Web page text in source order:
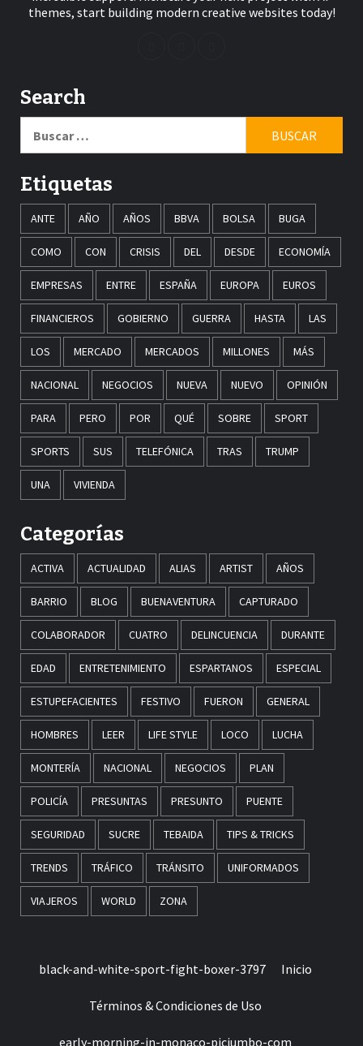
themes, start building modern creative websites today!
Search
Etiquetas
ANTE AÑO AÑOS BBVA BOLSA BUGA
COMO CON CRISIS DEL DESDE ECONOMÍA
EMPRESAS ENTRE ESPAÑA EUROPA EUROS
FINANCIEROS GOBIERNO GUERRA HASTA LAS
LOS MERCADO MERCADOS MILLONES MÁS
NACIONAL NEGOCIOS NUEVA NUEVO OPINIÓN
PARA PERO POR QUÉ SOBRE SPORT
SPORTS SUS TELEFÓNICA TRAS TRUMP
UNA VIVIENDA
Categorías
ACTIVA ACTUALIDAD ALIAS ARTIST AÑOS
BARRIO BLOG BUENAVENTURA CAPTURADO
COLABORADOR CUATRO DELINCUENCIA DURANTE
EDAD ENTRETENIMIENTO ESPARTANOS ESPECIAL
ESTUPEFACIENTES FESTIVO FUERON GENERAL
HOMBRES LEER LIFE STYLE LOCO LUCHA
MONTERÍA NACIONAL NEGOCIOS PLAN
POLICÍA PRESUNTAS PRESUNTO PUENTE
SEGURIDAD SUCRE TEBAIDA TIPS & TRICKS
TRENDS TRÁFICO TRÁNSITO UNIFORMADOS
VIAJEROS WORLD ZONA
black-and-white-sport-fight-boxer-3797 Inicio
Términos & Condiciones de Uso
early-morning-in-monaco-picjumbo-com